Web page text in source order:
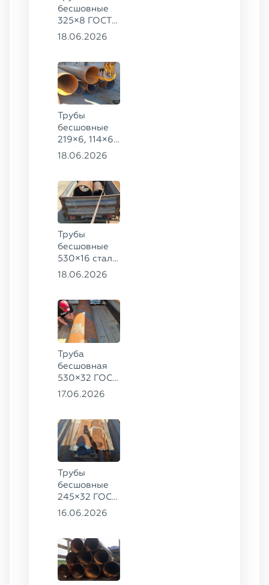
бесшовные
325×8 ГОСТ
8732-78, ст.
18.06.2026
Трубы
бесшовные
219×6, 114×6,
57×6 ГОСТ
18.06.2026
Трубы
бесшовные
530×16 сталь
13ХФА,
18.06.2026
Труба
бесшовная
530×32 ГОСТ
8732-78, ст.
17.06.2026
Трубы
бесшовные
245×32 ГОСТ
8732-78, ст.
16.06.2026